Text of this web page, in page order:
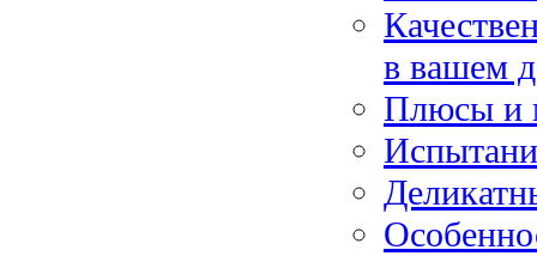
в вашем
Плюсы и